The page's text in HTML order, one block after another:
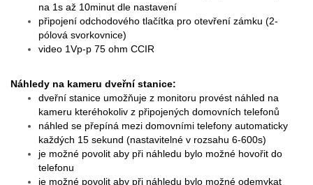
na 1s až 10minut dle nastavení
připojení odchodového tlačítka pro otevření zámku (2-
pólová svorkovnice)
video 1Vp-p 75 ohm CCIR
Náhledy na kameru dveřní stanice:
dveřní stanice umožňuje z monitoru provést náhled na
kameru kteréhokoliv z připojených domovních telefonů
náhled se přepíná mezi domovními telefony automaticky
každých 15 sekund (nastavitelné v rozsahu 6-600s)
je možné povolit aby při náhledu bylo možné hovořit do
telefonu
je možné povolit aby při náhledu bylo možné odemykat